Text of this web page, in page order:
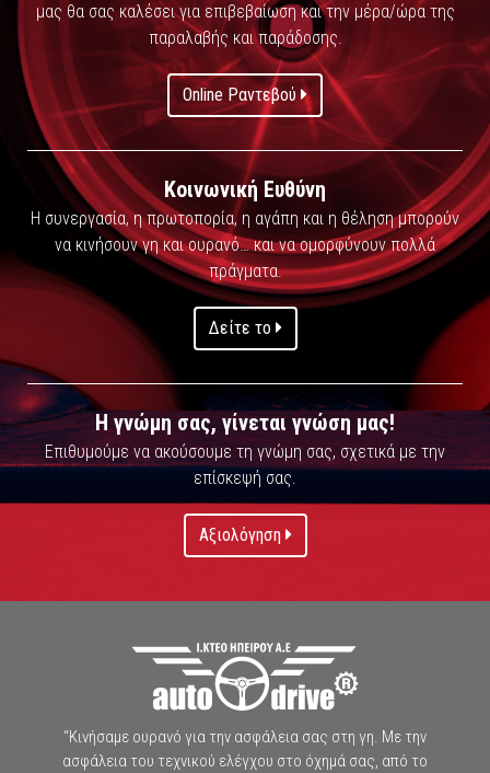
μας θα σας καλέσει για επιβεβαίωση και την μέρα/ώρα της
παραλαβής και παράδοσης.
Online Ραντεβού
Κοινωνική Ευθύνη
Η συνεργασία, η πρωτοπορία, η αγάπη και η θέληση μπορούν
να κινήσουν γη και ουρανό… και να ομορφύνουν πολλά
πράγματα.
Δείτε το
Η γνώμη σας, γίνεται γνώση μας!
Επιθυμούμε να ακούσουμε τη γνώμη σας, σχετικά με την
επίσκεψή σας.
Αξιολόγηση
“Κινήσαμε ουρανό για την ασφάλεια σας στη γη. Με την
ασφάλεια του τεχνικού ελέγχου στο όχημά σας, από το